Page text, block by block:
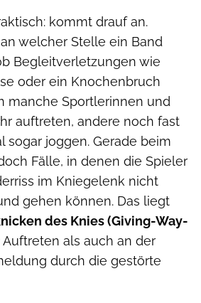
kommt drauf an.
welcher Stelle ein Band
Begleitverletzungen wie
oder ein Knochenbruch
manche Sportlerinnen und
auftreten, andere noch fast
sogar joggen. Gerade beim
Fälle, in denen die Spieler
im Kniegelenk nicht
gehen können. Das liegt
des Knies (Giving-Way-
Auftreten als auch an der
durch die gestörte